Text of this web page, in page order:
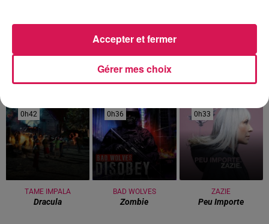
Les hits de Canal FM
0h42
0h42
TAME IMPALA
Dracula
0h36
0h36
BAD WOLVES
Zombie
0h33
0h33
ZAZIE
Peu Importe
Gérer mes choix
Accepter et fermer